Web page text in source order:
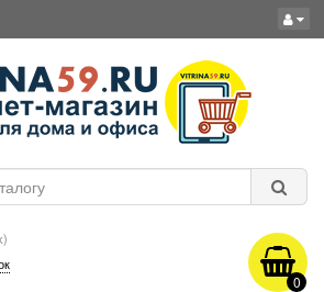
0